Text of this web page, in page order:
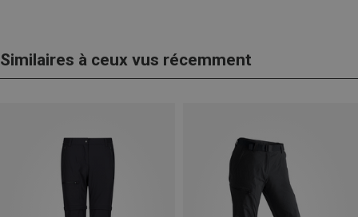
Similaires à ceux vus récemment